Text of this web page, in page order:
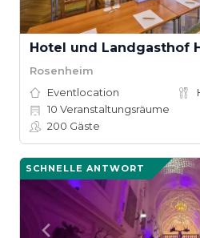
Hotel und Landgasthof
Rosenheim
Eventlocation
10 Veranstaltungsräume
200 Gäste
SCHNELLE ANTWORT